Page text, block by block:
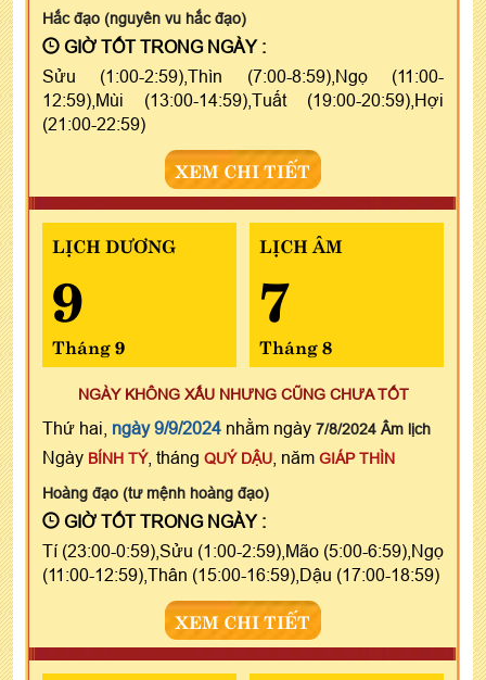
Hắc đạo (nguyên vu hắc đạo)
GIỜ TỐT TRONG NGÀY :
Sửu (1:00-2:59),Thìn (7:00-8:59),Ngọ (11:00-
12:59),Mùi (13:00-14:59),Tuất (19:00-20:59),Hợi
(21:00-22:59)
XEM CHI TIẾT
LỊCH DƯƠNG
9
Tháng 9
LỊCH ÂM
7
Tháng 8
NGÀY KHÔNG XẤU NHƯNG CŨNG CHƯA TỐT
Thứ hai, ngày 9/9/2024 nhằm ngày 7/8/2024 Âm lịch
Ngày BÍNH TÝ, tháng QUÝ DẬU , năm GIÁP THÌN
Hoàng đạo (tư mệnh hoàng đạo)
GIỜ TỐT TRONG NGÀY :
Tí (23:00-0:59),Sửu (1:00-2:59),Mão (5:00-6:59),Ngọ
(11:00-12:59),Thân (15:00-16:59),Dậu (17:00-18:59)
XEM CHI TIẾT